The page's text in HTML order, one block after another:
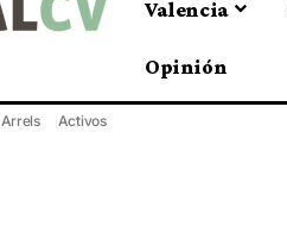
Valencia
Opinión
Arrels Activos